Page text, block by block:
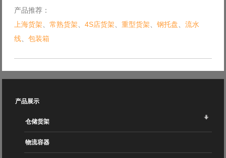
产品推荐：
上海货架
常熟货架 4S店货架 重型货架 钢托盘
流水
线
包装箱
产品展示
仓储货架
物流容器